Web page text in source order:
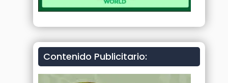
Contenido Publicitario: